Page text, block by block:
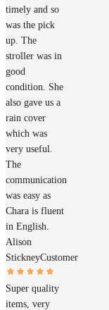
timely and so
was the pick
up. The
stroller was in
good
condition. She
also gave us a
rain cover
which was
very useful.
The
communication
was easy as
Chara is fluent
in English.
Alison
StickneyCustomer
Super quality
items, very